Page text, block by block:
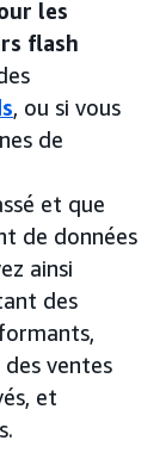
les
flash
, ou si vous
de
et que
de données
ainsi
des
ventes
et